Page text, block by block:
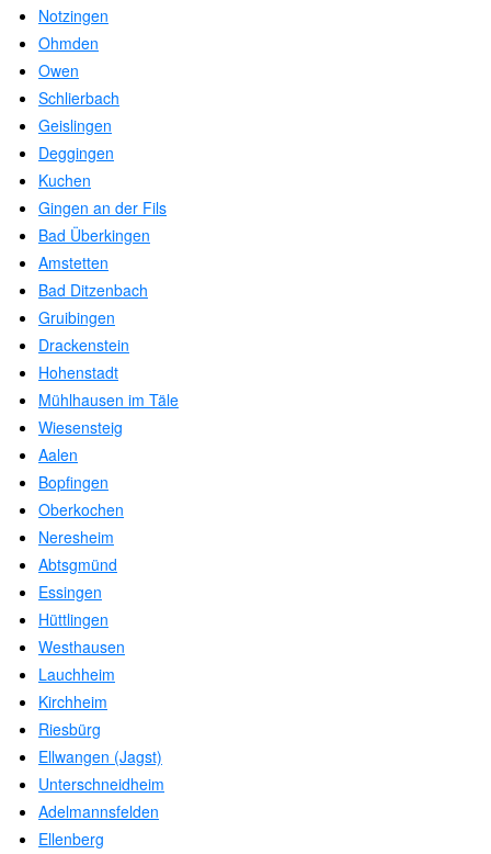
Notzingen
Ohmden
Owen
Schlierbach
Geislingen
Deggingen
Kuchen
Gingen an der Fils
Bad Überkingen
Amstetten
Bad Ditzenbach
Gruibingen
Drackenstein
Hohenstadt
Mühlhausen im Täle
Wiesensteig
Aalen
Bopfingen
Oberkochen
Neresheim
Abtsgmünd
Essingen
Hüttlingen
Westhausen
Lauchheim
Kirchheim
Riesbürg
Ellwangen (Jagst)
Unterschneidheim
Adelmannsfelden
Ellenberg